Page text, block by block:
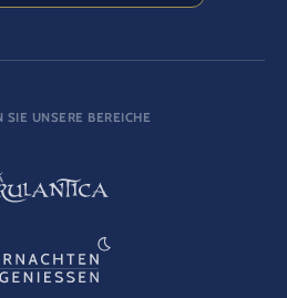
SIE UNSERE BEREICHE